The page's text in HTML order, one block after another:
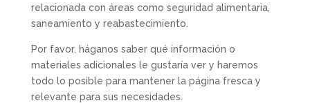
relacionada con áreas como seguridad alimentaria,
saneamiento y reabastecimiento.
Por favor, háganos saber qué información o
materiales adicionales le gustaría ver y haremos
todo lo posible para mantener la página fresca y
relevante para sus necesidades.